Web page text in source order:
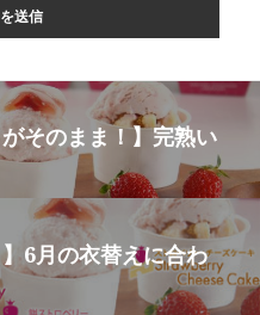
そのまま！】完熟い
6月の衣替えに合わ